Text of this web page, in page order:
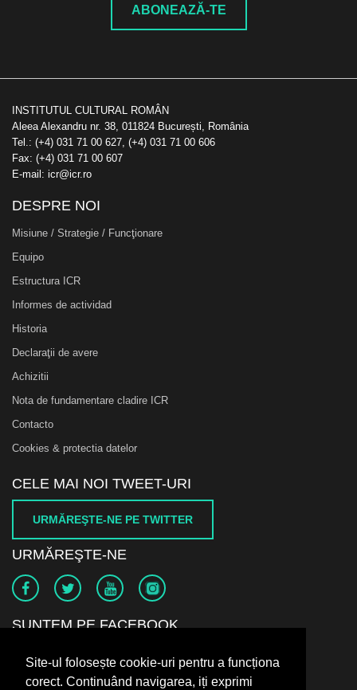
Site-ul folosește cookie-uri pentru a funcționa
corect. Continuând navigarea, iți exprimi
ABONEAZĂ-TE
INSTITUTUL CULTURAL ROMÂN
Aleea Alexandru nr. 38, 011824 București, România
Tel.: (+4) 031 71 00 627, (+4) 031 71 00 606
Fax: (+4) 031 71 00 607
E-mail: icr@icr.ro
DESPRE NOI
Misiune / Strategie / Funcţionare
Equipo
Estructura ICR
Informes de actividad
Historia
Declaraţii de avere
Achizitii
Nota de fundamentare cladire ICR
Contacto
Cookies & protectia datelor
CELE MAI NOI TWEET-URI
URMĂREŞTE-NE PE TWITTER
URMĂREŞTE-NE
SUNTEM PE FACEBOOK